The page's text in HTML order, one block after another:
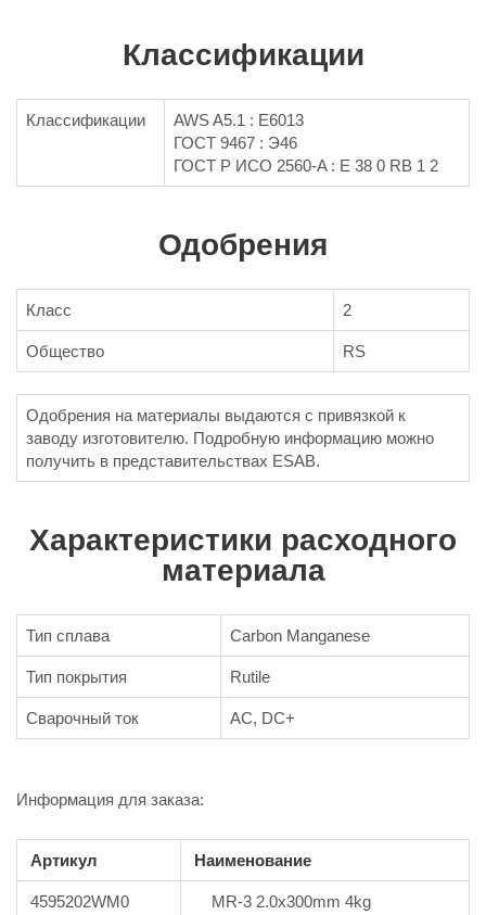
Классификации
Классификации
AWS A5.1 : E6013
ГОСТ 9467 : Э46
ГОСТ Р ИСО 2560-A : E 38 0 RB 1 2
Одобрения
Класс 2
Общество RS
Одобрения на материалы выдаются с привязкой к
заводу изготовителю. Подробную информацию можно
получить в представительствах ESAB.
Характеристики расходного
материала
Тип сплава Carbon Manganese
Тип покрытия Rutile
Сварочный ток AC, DC+
Информация для заказа:
Артикул Наименование
4595202WM0 MR-3 2.0x300mm 4kg